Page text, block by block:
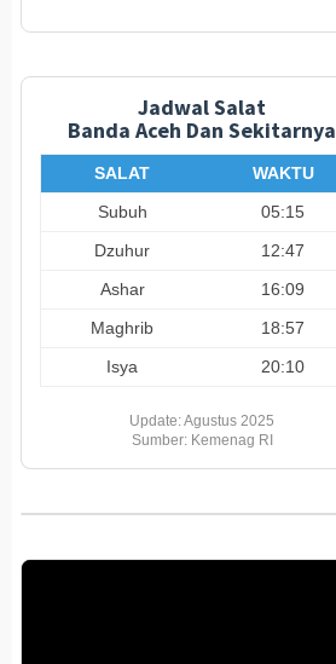
Jadwal Salat
Banda Aceh Dan Sekitarnya
SALAT
WAKTU
Subuh
05:15
Dzuhur
12:47
Ashar
16:09
Maghrib
18:57
Isya
20:10
Update: Agustus 2025
Sumber: Kemenag RI